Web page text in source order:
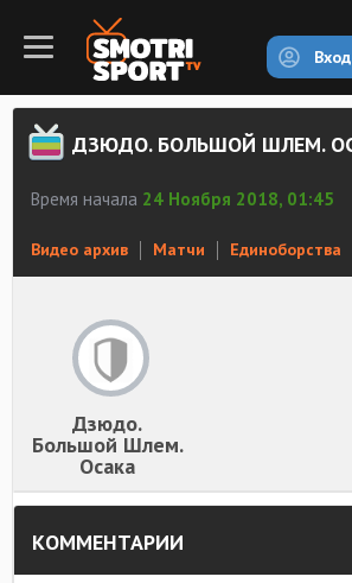
Вход
Время начала 24 Ноября 2018, 01:45
Видео архив Матчи Единоборства
Дзюдо.
Большой Шлем.
Осака
КОММЕНТАРИИ